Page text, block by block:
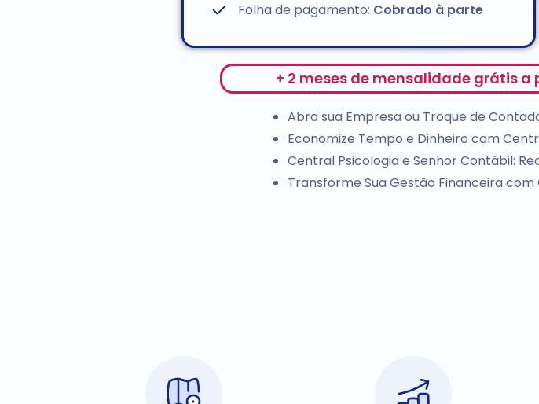
Folha de pagamento: Cobrado à parte
+ 2 meses de mensalidade grátis
Abra sua Empresa ou Troque de
Economize Tempo e Dinheiro com
Central Psicologia e Senhor Contábil:
Transforme Sua Gestão Financeira